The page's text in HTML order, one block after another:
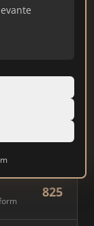
825